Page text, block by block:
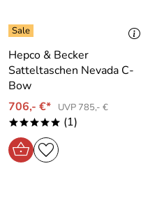
Hepco & Becker
Satteltaschen Nevada C-
Bow
706,- €*
UVP 785,- €
***** (1)